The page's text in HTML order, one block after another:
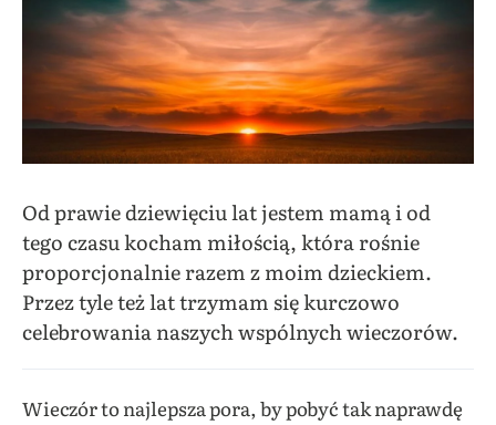
Od prawie dziewięciu lat jestem mamą i od
tego czasu kocham miłością, która rośnie
proporcjonalnie razem z moim dzieckiem.
Przez tyle też lat trzymam się kurczowo
celebrowania naszych wspólnych wieczorów.
Wieczór to najlepsza pora, by pobyć tak naprawdę